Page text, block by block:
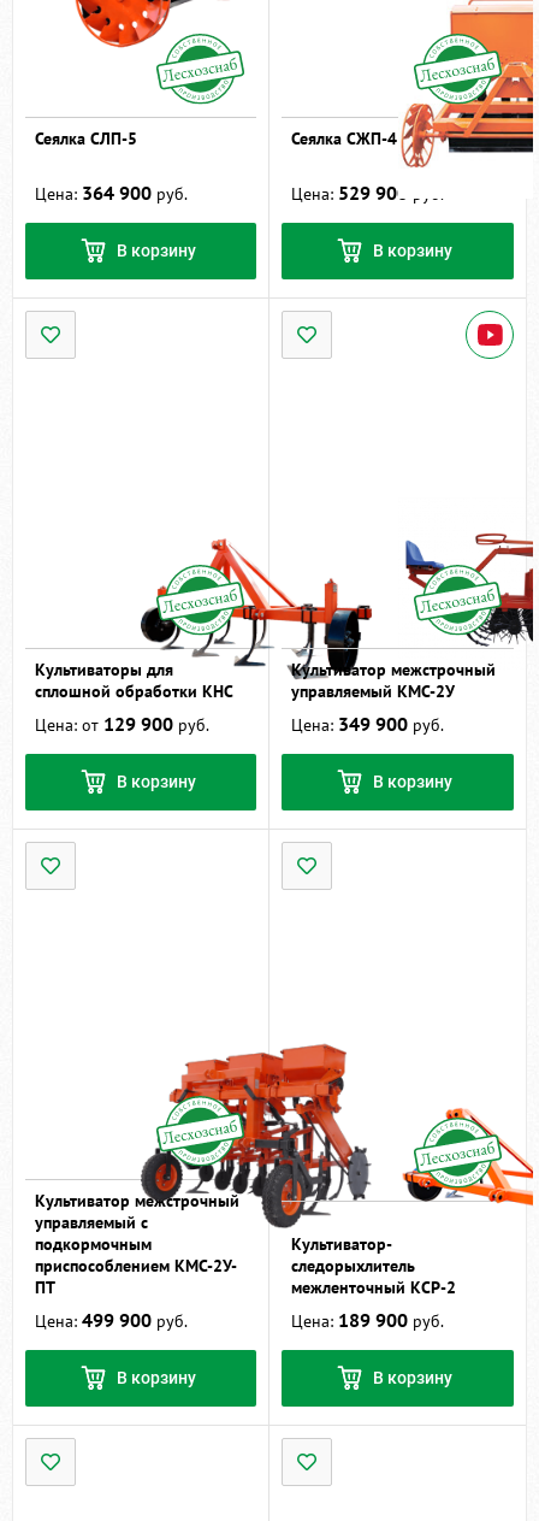
Сеялка СЛП-5
Цена: 364 900 руб.
В корзину
Сеялка СЖП-4
Цена: 529 900
В корзину
Культиваторы для
сплошной обработки КНС
Цена: от 129 900 руб.
В корзину
Культиватор межстрочный
управляемый КМС-2У
Цена: 349 900 руб.
В корзину
Культиватор межстрочный
управляемый с
подкормочным
приспособлением КМС-2У-
ПТ
Цена: 499 900 руб.
В корзину
Культиватор-
следорыхлитель
межленточный КСР-2
Цена: 189 900 руб.
В корзину